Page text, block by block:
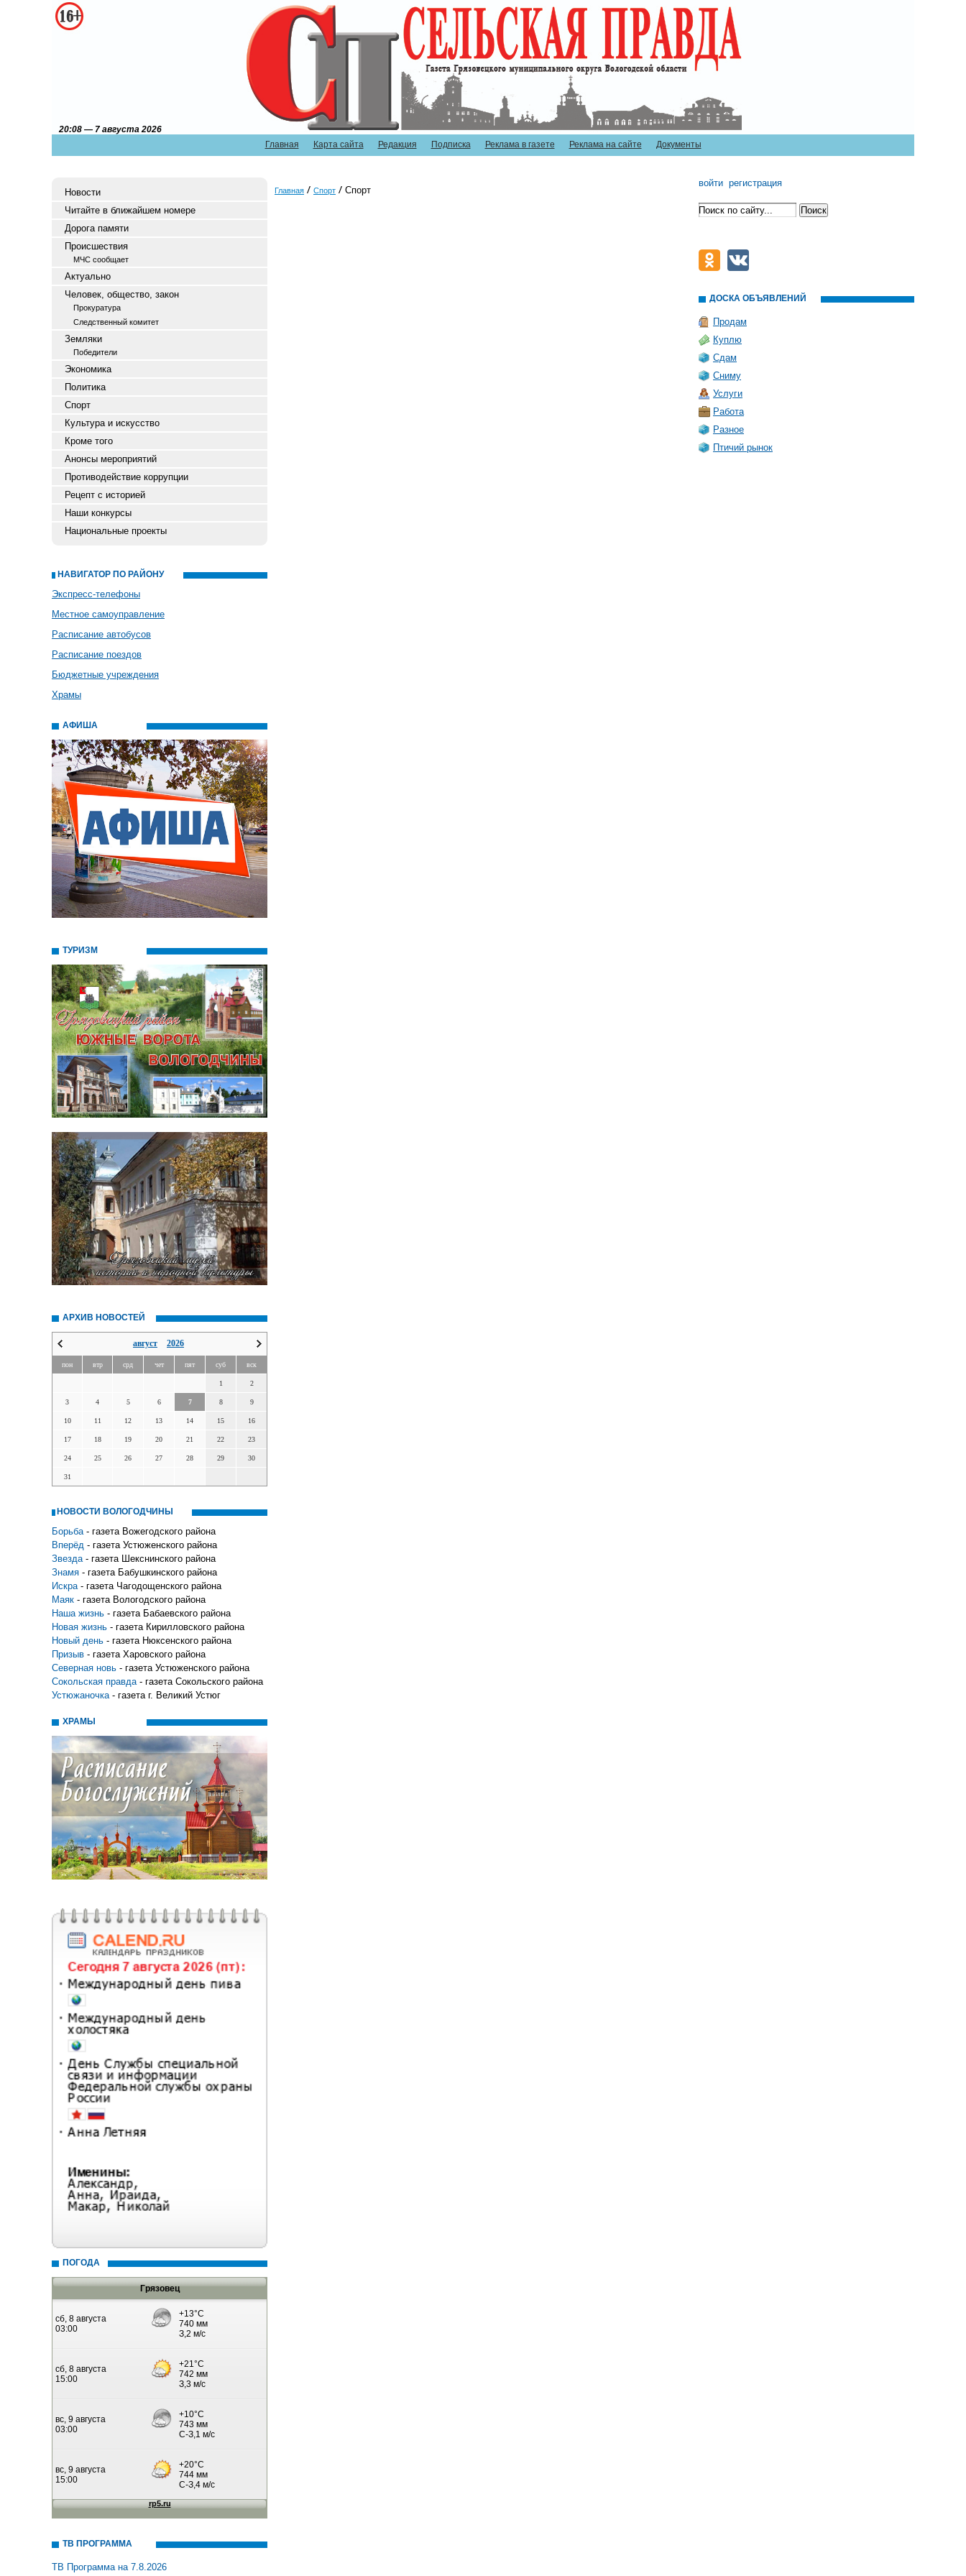
Главная Карта сайта Редакция Подписка Реклама в газете Реклама на сайте Документы
20:08 — 7 августа 2026
Новости
Читайте в ближайшем номере
Дорога памяти
Происшествия
МЧС сообщает
Актуально
Человек, общество, закон
Прокуратура
Следственный комитет
Земляки
Победители
Экономика
Политика
Спорт
Культура и искусство
Кроме того
Анонсы мероприятий
Противодействие коррупции
Рецепт с историей
Наши конкурсы
Национальные проекты
НАВИГАТОР ПО РАЙОНУ
Экспресс-телефоны
Местное самоуправление
Расписание автобусов
Расписание поездов
Бюджетные учреждения
Храмы
АФИША
ТУРИЗМ
АРХИВ НОВОСТЕЙ
август 2026
пон втр срд чет пят суб вск
1 2
3 4 5 6 7 8 9
10 11 12 13 14 15 16
17 18 19 20 21 22 23
24 25 26 27 28 29 30
31
НОВОСТИ ВОЛОГОДЧИНЫ
Борьба - газета Вожегодского района
Вперёд - газета Устюженского района
Звезда - газета Шекснинского района
Знамя - газета Бабушкинского района
Искра - газета Чагодощенского района
Маяк - газета Вологодского района
Наша жизнь - газета Бабаевского района
Новая жизнь - газета Кирилловского района
Новый день - газета Нюксенского района
Призыв - газета Харовского района
Северная новь - газета Устюженского района
Сокольская правда - газета Сокольского района
Устюжаночка - газета г. Великий Устюг
ХРАМЫ
ПОГОДА
Грязовец
ТВ ПРОГРАММА
ТВ Программа на 7.8.2026
Главная Спорт Спорт
войти регистрация
ДОСКА ОБЪЯВЛЕНИЙ
Продам
Куплю
Сдам
Сниму
Услуги
Работа
Разное
Птичий рынок